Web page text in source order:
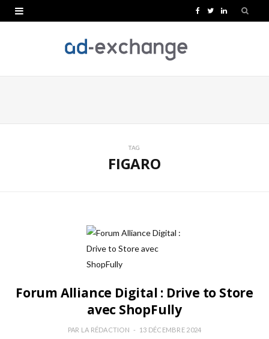
e
T
t
L
k
TAG
FIGARO
Forum Alliance Digital : Drive to Store
avec ShopFully
PAR LA RÉDACTION 13 DÉCEMBRE 2024